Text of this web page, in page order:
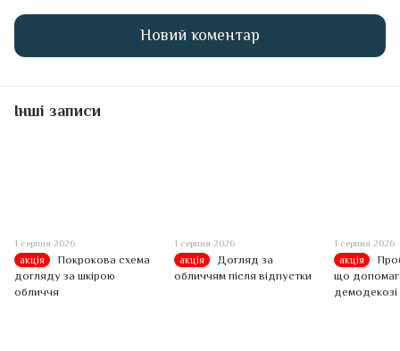
Новий коментар
Інші записи
1 серпня 2026
акція
Покрокова схема
догляду за шкірою
обличчя
1 серпня 2026
акція
Догляд за
обличчям після відпустки
1 серпня 2026
акція
що